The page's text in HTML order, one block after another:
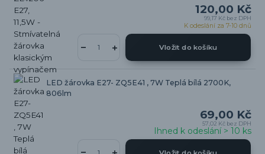
120,00 Kč
99,17 Kč bez DPH
K odeslání za 7-10 dnů
Vložit do košíku
LED žárovka E27- ZQ5E41 , 7W Teplá bílá 2700K,
806lm
69,00 Kč
57,02 Kč bez DPH
Ihned k odeslání > 10 ks